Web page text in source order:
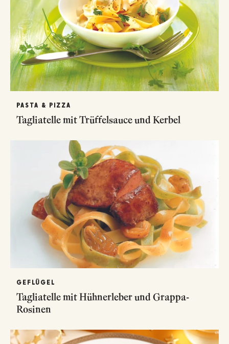
PASTA & PIZZA
Tagliatelle mit Trüffelsauce und Kerbel
GEFLÜGEL
Tagliatelle mit Hühnerleber und Grappa-
Rosinen